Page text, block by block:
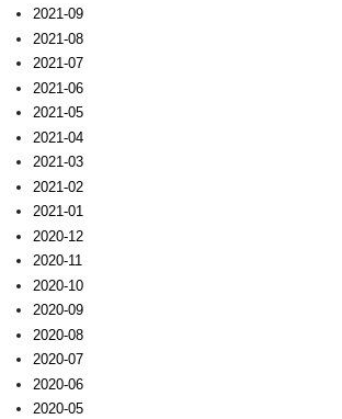
2021-09
2021-08
2021-07
2021-06
2021-05
2021-04
2021-03
2021-02
2021-01
2020-12
2020-11
2020-10
2020-09
2020-08
2020-07
2020-06
2020-05